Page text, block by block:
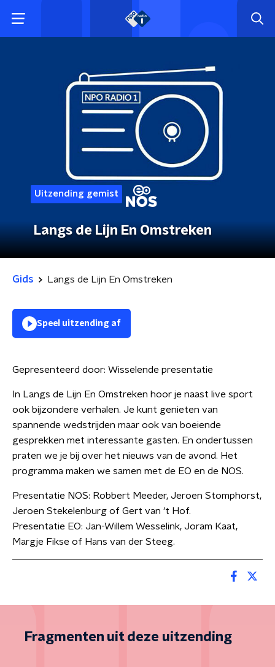
Uitzending gemist
Langs de Lijn En Omstreken
Gids Langs de Lijn En Omstreken
Speel uitzending af
Gepresenteerd door: Wisselende presentatie
In Langs de Lijn En Omstreken hoor je naast live sport
ook bijzondere verhalen. Je kunt genieten van
spannende wedstrijden maar ook van boeiende
gesprekken met interessante gasten. En ondertussen
praten we je bij over het nieuws van de avond. Het
programma maken we samen met de EO en de NOS.
Presentatie NOS: Robbert Meeder, Jeroen Stomphorst,
Jeroen Stekelenburg of Gert van 't Hof.
Presentatie EO: Jan-Willem Wesselink, Joram Kaat,
Margje Fikse of Hans van der Steeg.
Fragmenten uit deze uitzending